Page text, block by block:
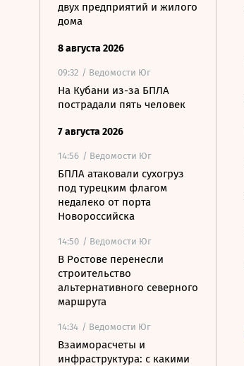
двух предприятий и жилого
дома
8 августа 2026
09:32 / Ведомости Юг
На Кубани из-за БПЛА
пострадали пять человек
7 августа 2026
14:56 / Ведомости Юг
БПЛА атаковали сухогруз
под турецким флагом
недалеко от порта
Новороссийска
14:50 / Ведомости Юг
В Ростове перенесли
строительство
альтернативного северного
маршрута
14:34 / Ведомости Юг
Взаиморасчеты и
инфраструктура: с какими